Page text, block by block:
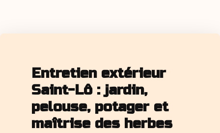
Entretien extérieur
Saint-Lô : jardin,
pelouse, potager et
maîtrise des herbes